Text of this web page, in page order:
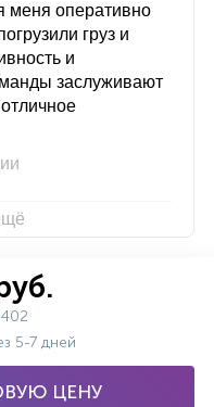
И СТУДИЙНОЕ
меня оперативно
груз и
и
заслуживают
5-7 дней
ЦЕНУ